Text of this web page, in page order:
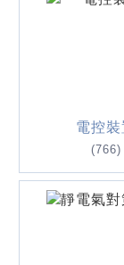
電控裝
(766)